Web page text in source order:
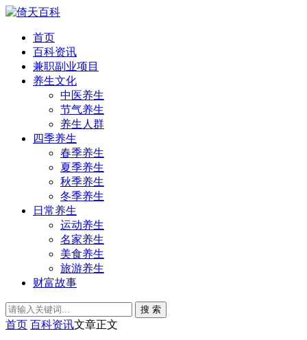
首页
百科资讯
兼职副业项目
养生文化
中医养生
节气养生
养生人群
四季养生
春季养生
夏季养生
秋季养生
冬季养生
日常养生
运动养生
名家养生
美食养生
旅游养生
财富故事
搜 索
首页 百科资讯文章正文